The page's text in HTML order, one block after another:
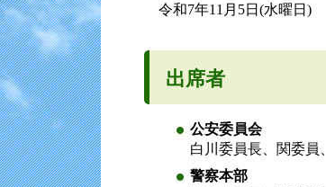
令和7年11月5日(水曜日)
出席者
公安委員会
白川委員長、関委員
警察本部